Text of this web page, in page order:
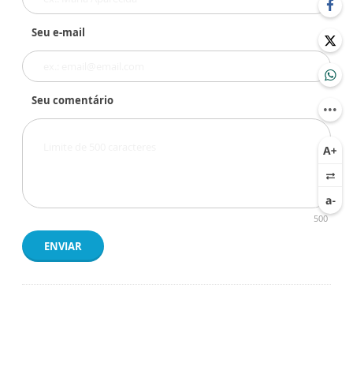
Seu e-mail
Seu comentário
500
ENVIAR